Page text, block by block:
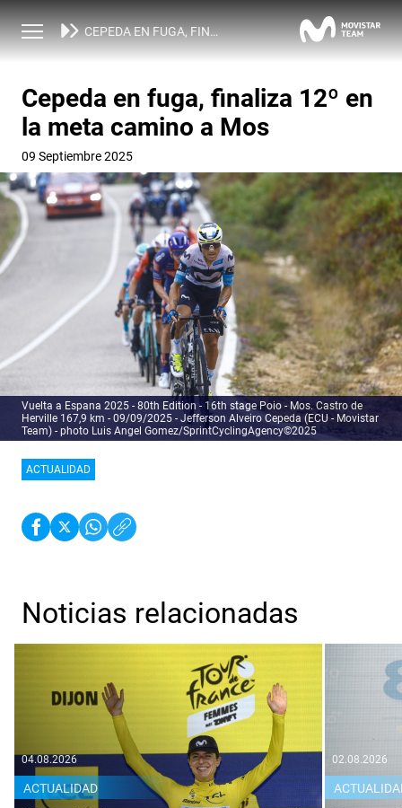
NOTICIAS CEPEDA EN FUGA, FINALIZA 12º EN LA META CAMINO A MOS
Cepeda en fuga, finaliza 12º en
la meta camino a Mos
09 Septiembre 2025
Vuelta a Espana 2025 - 80th Edition - 16th stage Poio - Mos. Castro de
Herville 167,9 km - 09/09/2025 - Jefferson Alveiro Cepeda (ECU - Movistar
Team) - photo Luis Angel Gomez/SprintCyclingAgency©2025
ACTUALIDAD
Noticias relacionadas
04.08.2026
ACTUALIDAD
02.08.2026